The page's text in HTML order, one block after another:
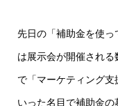
先日の「補助金を使
は展示会が開催され
で「マーケティング
いった名目で補助金の